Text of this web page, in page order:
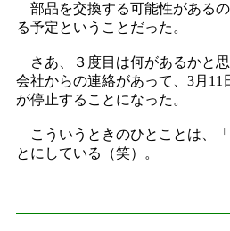
部品を交換する可能性がある
る予定ということだった。
さあ、３度目は何があるかと
会社からの連絡があって、3月11
が停止することになった。
こういうときのひとことは、
とにしている（笑）。